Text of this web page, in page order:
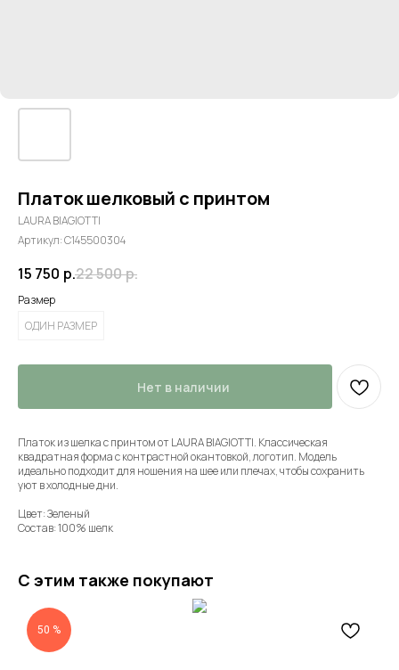
Платок шелковый с принтом
LAURA BIAGIOTTI
Артикул:C145500304
15 750 р.22 500р.
Размер
ОДИН РАЗМЕР
Нет в наличии
Платок из шелка с принтом от LAURA BIAGIOTTI. Классическая
квадратная форма с контрастной окантовкой, логотип. Модель
идеально подходит для ношения на шее или плечах, чтобы сохранить
уют в холодные дни.
Цвет: Зеленый
Состав: 100% шелк
С этим также покупают
50 %